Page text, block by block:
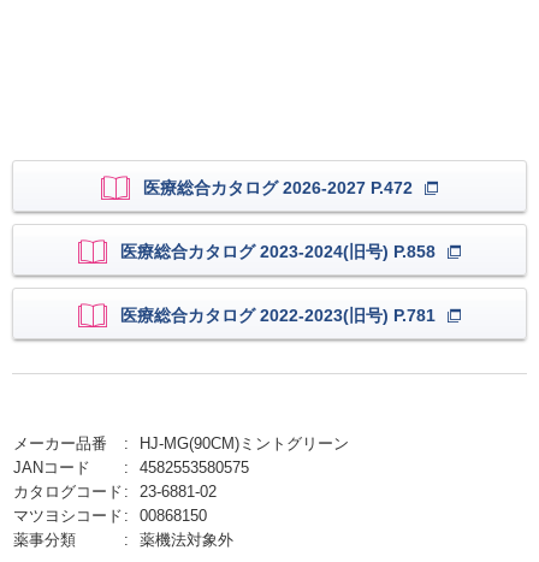
医療総合カタログ 2026-2027 P.472
医療総合カタログ 2023-2024(旧号) P.858
医療総合カタログ 2022-2023(旧号) P.781
メーカー品番
HJ-MG(90CM)ミントグリーン
JANコード
4582553580575
カタログコード
23-6881-02
マツヨシコード
00868150
薬事分類
薬機法対象外